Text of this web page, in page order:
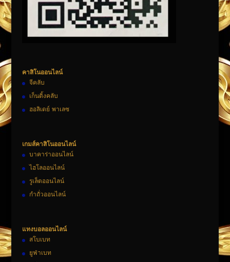
คาสิโนออนไลน์
จีคลับ
เก็นติ้งคลับ
ฮอลิเดย์ พาเลซ
เกมส์คาสิโนออนไลน์
บาคาร่าออนไลน์
ไฮโลออนไลน์
รูเล็ตออนไลน์
กำถั่วออนไลน์
แทงบอลออนไลน์
สโบเบท
ยูฟ่าเบท